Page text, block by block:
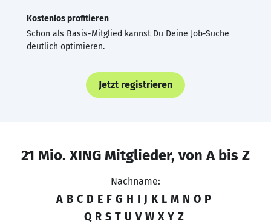
Kostenlos profitieren
Schon als Basis-Mitglied kannst Du Deine Job-Suche
deutlich optimieren.
Jetzt registrieren
21 Mio. XING Mitglieder, von A bis Z
Nachname:
A B C D E F G H I J K L M N O P
Q R S T U V W X Y Z